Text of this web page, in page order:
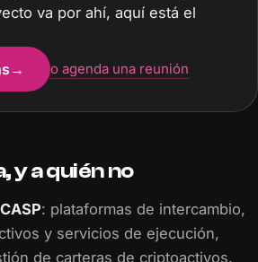
va por ahí, aquí está el
→ o agenda una reunión
y a quién no
CASP: plataformas de intercambio,
y servicios de ejecución,
de carteras de criptoactivos.